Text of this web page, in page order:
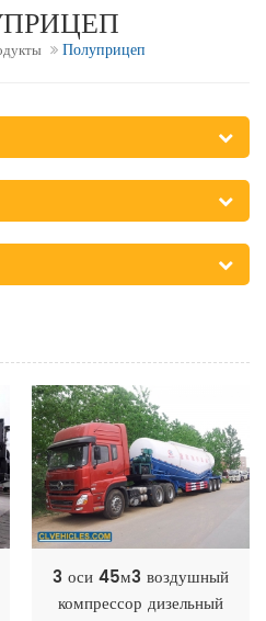
Полуприцеп
3 оси 45м3 воздушный
компрессор дизельный